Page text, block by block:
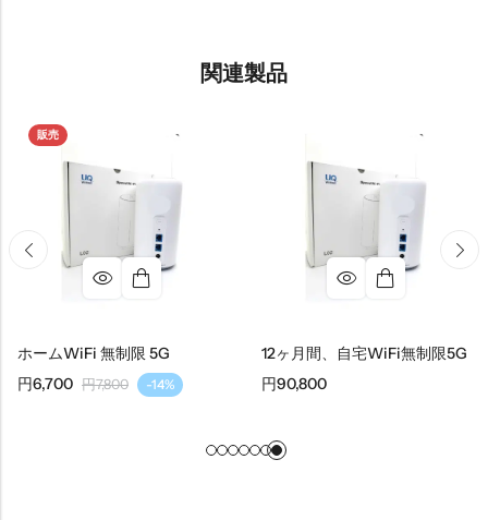
関連製品
販売
ホームWiFi 無制限 5G
円6,700 円7,800 -14%
12ヶ月間、自宅WiFi無制限5G
円90,800